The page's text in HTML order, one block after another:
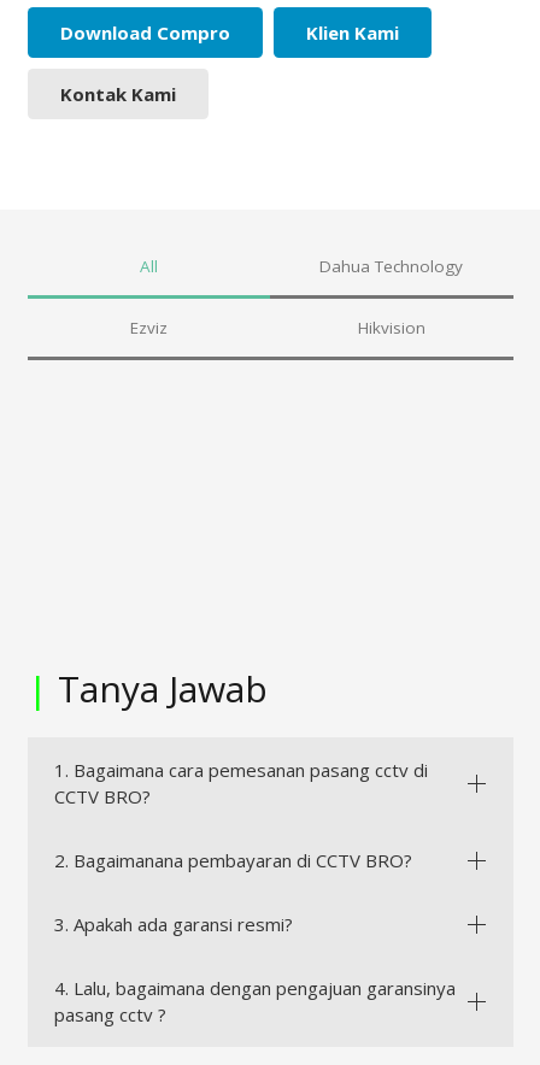
Download Compro Klien Kami
Kontak Kami
All Dahua Technology
Ezviz Hikvision
| Tanya Jawab
1. Bagaimana cara pemesanan pasang cctv di
CCTV BRO?
2. Bagaimanana pembayaran di CCTV BRO?
3. Apakah ada garansi resmi?
4. Lalu, bagaimana dengan pengajuan garansinya
pasang cctv ?